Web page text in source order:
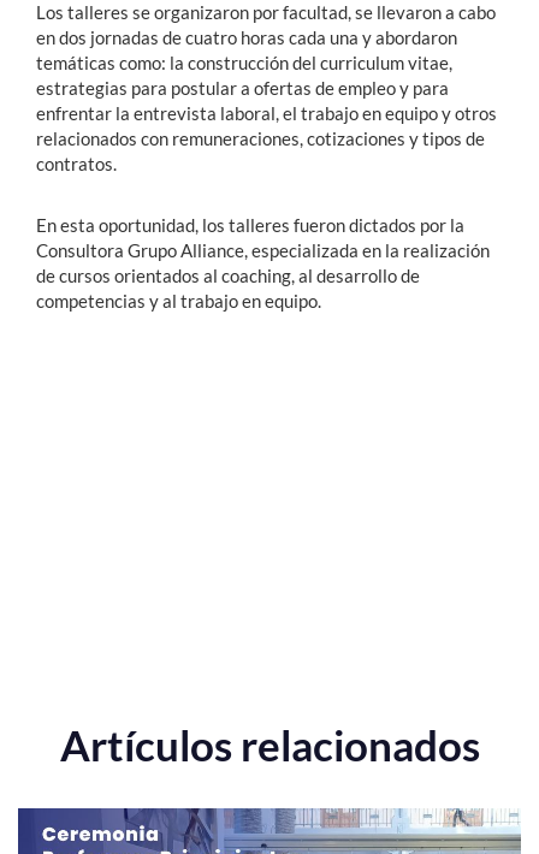
Los talleres se organizaron por facultad, se llevaron a cabo
en dos jornadas de cuatro horas cada una y abordaron
temáticas como: la construcción del curriculum vitae,
estrategias para postular a ofertas de empleo y para
enfrentar la entrevista laboral, el trabajo en equipo y otros
relacionados con remuneraciones, cotizaciones y tipos de
contratos.
En esta oportunidad, los talleres fueron dictados por la
Consultora Grupo Alliance, especializada en la realización
de cursos orientados al coaching, al desarrollo de
competencias y al trabajo en equipo.
Artículos relacionados